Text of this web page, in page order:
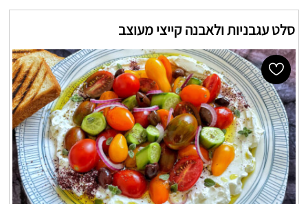
סלט עגבניות ולאבנה קייצי מעוצב